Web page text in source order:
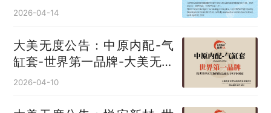
国
2026-04-14
大美无度公告：中原内配-气
缸套‌-世界第一品牌-大美无度
评价通193国
2026-04-10